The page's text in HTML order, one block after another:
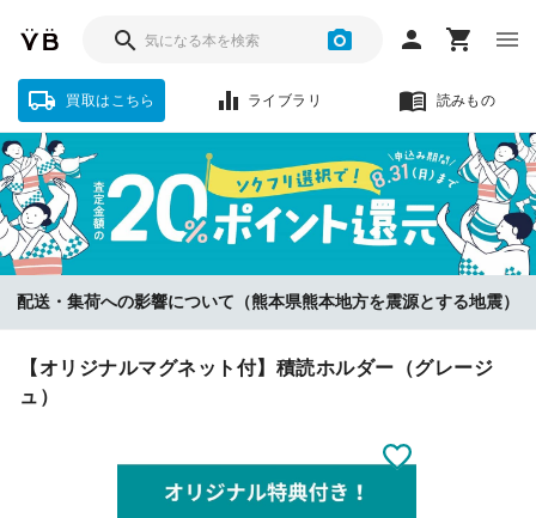
買取はこちら ライブラリ 読みもの
ソクフリをお選びいただいた方に、査定金額の『20%』をポイント還
配送・集荷への影響について（熊本県熊本地方を震源とする地震）
【オリジナルマグネット付】積読ホルダー（グレージ
ュ）